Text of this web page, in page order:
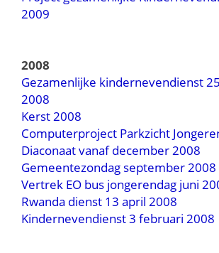
2009
2008
Gezamenlijke kindernevendienst
2008
Kerst 2008
Computerproject Parkzicht
Diaconaat vanaf december 2008
Gemeentezondag september 2008
Vertrek EO bus jongerendag juni
Rwanda dienst 13 april 2008
Kindernevendienst 3 februari 2008